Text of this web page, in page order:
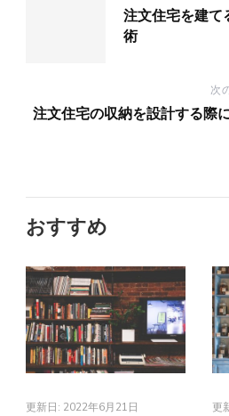
注文住宅を建て
術
次
注文住宅の収納を設計する際
おすすめ
更新日: 2022年6月21日 更